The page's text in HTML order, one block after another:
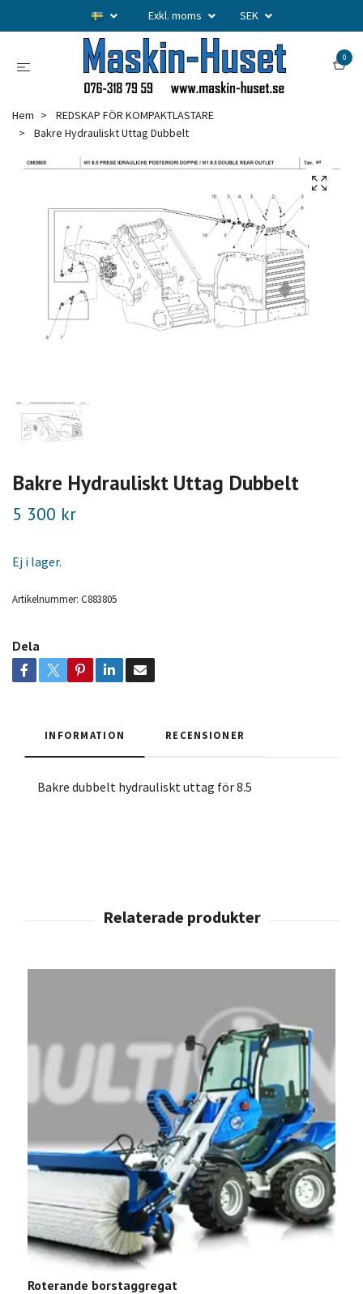
Exkl. moms SEK
0
Hem
REDSKAP FÖR KOMPAKTLASTARE
Bakre Hydrauliskt Uttag Dubbelt
Bakre Hydrauliskt Uttag Dubbelt
5 300 kr
Ej i lager.
Artikelnummer: C883805
Dela
INFORMATION RECENSIONER
Bakre dubbelt hydrauliskt uttag för 8.5
Roterande borstaggregat